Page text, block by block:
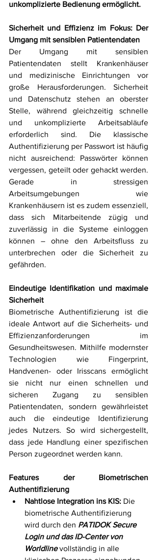
unkomplizierte Bedienung ermöglicht.
Sicherheit und Effizienz im Fokus: Der
Umgang mit sensiblen Patientendaten
Der Umgang mit sensiblen
Patientendaten stellt Krankenhäuser
und medizinische Einrichtungen vor
große Herausforderungen. Sicherheit
und Datenschutz stehen an oberster
Stelle, während gleichzeitig schnelle
und unkomplizierte Arbeitsabläufe
erforderlich sind. Die klassische
Authentifizierung per Passwort ist häufig
nicht ausreichend: Passwörter können
vergessen, geteilt oder gehackt werden.
Gerade in stressigen
Arbeitsumgebungen wie
Krankenhäusern ist es zudem essenziell,
dass sich Mitarbeitende zügig und
zuverlässig in die Systeme einloggen
können – ohne den Arbeitsfluss zu
unterbrechen oder die Sicherheit zu
gefährden.
Eindeutige Identifikation und maximale
Sicherheit
Biometrische Authentifizierung ist die
ideale Antwort auf die Sicherheits- und
Effizienzanforderungen im
Gesundheitswesen. Mithilfe modernster
Technologien wie Fingerprint,
Handvenen- oder Irisscans ermöglicht
sie nicht nur einen schnellen und
sicheren Zugang zu sensiblen
Patientendaten, sondern gewährleistet
auch die eindeutige Identifizierung
jedes Nutzers. So wird sichergestellt,
dass jede Handlung einer spezifischen
Person zugeordnet werden kann.
Features der Biometrischen
Authentifizierung
Nahtlose Integration ins KIS: Die
biometrische Authentifizierung
wird durch den PATIDOK Secure
Login und das ID-Center von
Worldline vollständig in alle